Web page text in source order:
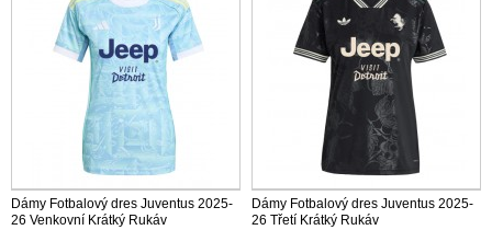
Dámy Fotbalový dres Juventus 2025-
26 Venkovní Krátký Rukáv
Dámy Fotbalový dres Juventus 2025-
26 Třetí Krátký Rukáv